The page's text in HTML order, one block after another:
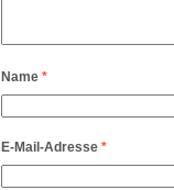
Name *
E-Mail-Adresse *